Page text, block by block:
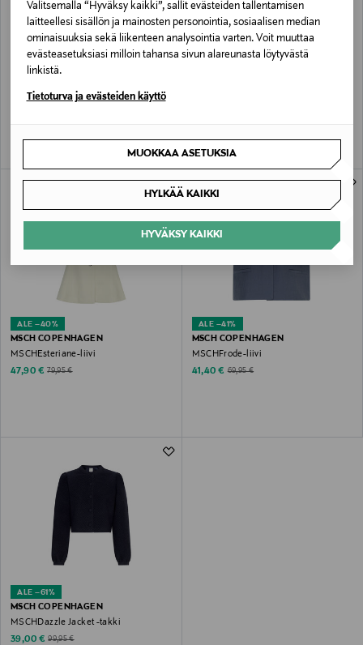
Valitsemalla “Hyväksy kaikki”, sallit evästeiden tallentamisen
laitteellesi sisällön ja mainosten personointia, sosiaalisen median
ominaisuuksia sekä liikenteen analysointia varten. Voit muuttaa
evästeasetuksiasi milloin tahansa sivun alareunasta löytyvästä
linkistä.
Tietoturva ja evästeiden käyttö
MUOKKAA ASETUKSIA
HYLKÄÄ KAIKKI
HYVÄKSY KAIKKI
ALE –41%
MSCH COPENHAGEN
Discounted Price
41,40 € Original Price
69,95 €
ETUKUPONKITUOTE
ALE –40%
MSCH COPENHAGEN
MSCHEsteriane-liivi
Discounted Price
47,90 € Original Price
79,95 €
ALE –41%
MSCH COPENHAGEN
MSCHFrode-liivi
Discounted Price
41,40 € Original Price
69,95 €
ALE –61%
MSCH COPENHAGEN
MSCHDazzle Jacket -takki
Discounted Price
39,00 € Original Price
99,95 €